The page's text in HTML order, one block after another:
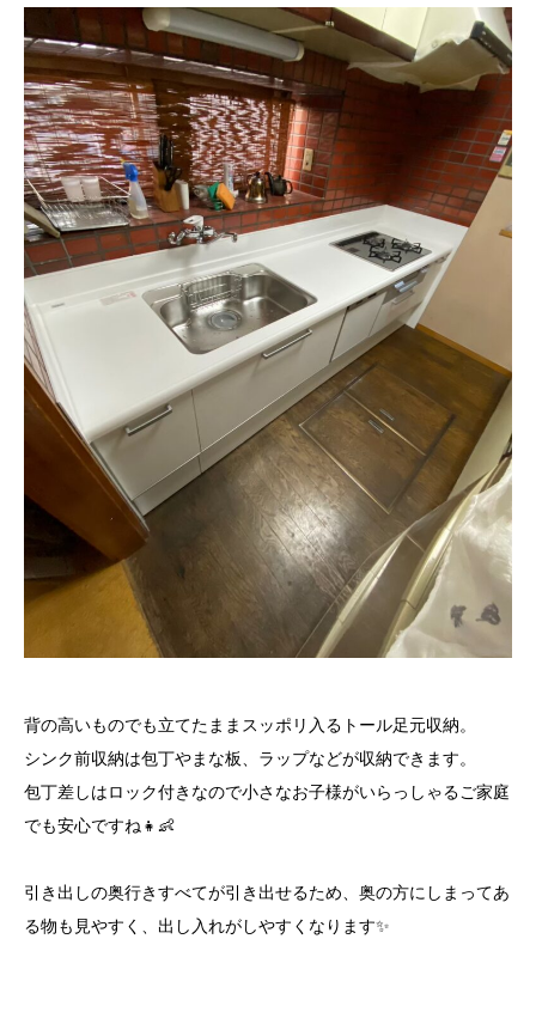
背の高いものでも立てたままスッポリ入るトール足元収納。
シンク前収納は包丁やまな板、ラップなどが収納できます。
包丁差しはロック付きなので小さなお子様がいらっしゃるご家庭
でも安心ですね👧👶
引き出しの奥行きすべてが引き出せるため、奥の方にしまってあ
る物も見やすく、出し入れがしやすくなります✨